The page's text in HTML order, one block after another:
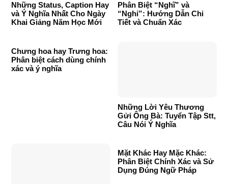
Những Status, Caption Hay
và Ý Nghĩa Nhất Cho Ngày
Khai Giảng Năm Học Mới
Phân Biệt “Nghĩ” và
“Nghỉ”: Hướng Dẫn Chi
Tiết và Chuẩn Xác
Chưng hoa hay Trưng hoa:
Phân biệt cách dùng chính
xác và ý nghĩa
Những Lời Yêu Thương
Gửi Ông Bà: Tuyển Tập Stt,
Câu Nói Ý Nghĩa
Mặt Khác Hay Mặc Khác:
Phân Biệt Chính Xác và Sử
Dụng Đúng Ngữ Pháp